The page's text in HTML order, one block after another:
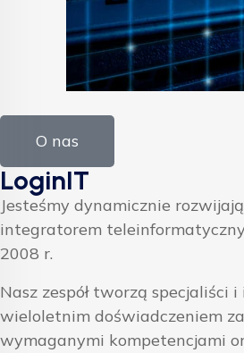
O nas
LoginIT
Jesteśmy dynamicznie
integratorem
2008 r.
Nasz zespół tworzą specjaliści
wieloletnim doświadczeniem
wymaganymi kompetencjami